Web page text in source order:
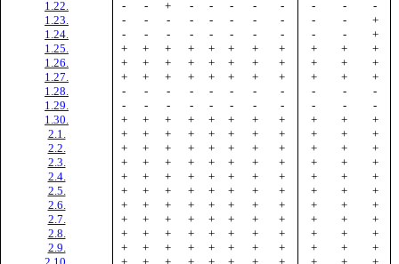
1.22.
- - + - - - - - - -
-
1.23.
- - - - - - - - - -
+
1.24.
- - - - - - - - - -
+
1.25.
+ + + + + + + + + + +
1.26.
+ + + + + + + + + + +
1.27.
+ + + + + + + + + + +
1.28.
- - - - - - - - - -
-
1.29.
- - - - - - - - - -
-
1.30.
+ + + + + + + + + + +
2.1.
+ + + + + + + + + + +
2.2.
+ + + + + + + + + + +
2.3.
+ + + + + + + + + + +
2.4.
+ + + + + + + + + + +
2.5.
+ + + + + + + + + + +
2.6.
+ + + + + + + + + + +
2.7.
+ + + + + + + + + + +
2.8.
+ + + + + + + + + + +
2.9.
+ + + + + + + + + + +